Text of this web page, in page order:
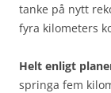
tanke på nytt
fyra kilometers
Helt enligt
springa fem